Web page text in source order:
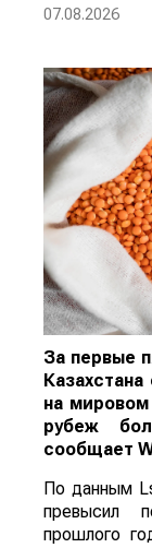
07.08.2026
За первые
на
рубеж
сообщает
По данным
превысил
прошлого